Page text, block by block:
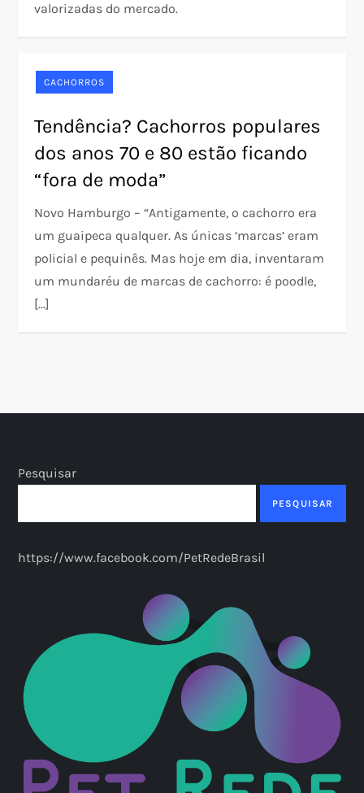
valorizadas do mercado.
CACHORROS
Tendência? Cachorros populares
dos anos 70 e 80 estão ficando
“fora de moda”
Novo Hamburgo – “Antigamente, o cachorro era
um guaipeca qualquer. As únicas ‘marcas’ eram
policial e pequinês. Mas hoje em dia, inventaram
um mundaréu de marcas de cachorro: é poodle,
[…]
Pesquisar
PESQUISAR
https://www.facebook.com/PetRedeBrasil